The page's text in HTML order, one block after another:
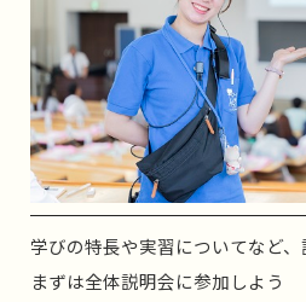
学びの特長や実習についてなど
まずは全体説明会に参加しよう